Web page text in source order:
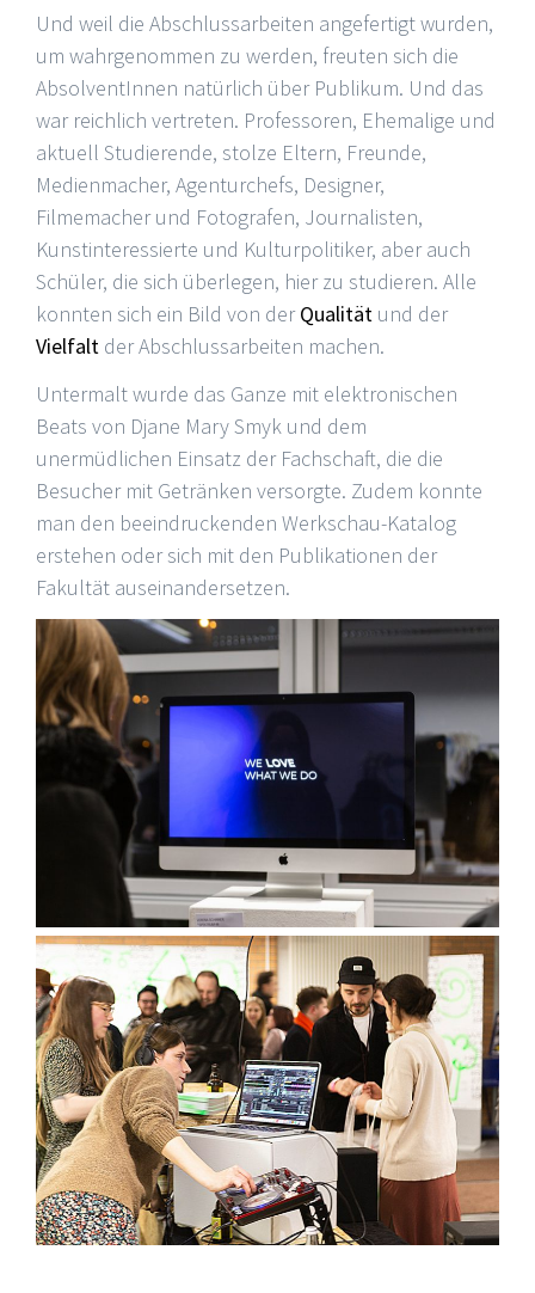
Und weil die Abschlussarbeiten angefertigt wurden,
um wahrgenommen zu werden, freuten sich die
AbsolventInnen natürlich über Publikum. Und das
war reichlich vertreten. Professoren, Ehemalige und
aktuell Studierende, stolze Eltern, Freunde,
Medienmacher, Agenturchefs, Designer,
Filmemacher und Fotografen, Journalisten,
Kunstinteressierte und Kulturpolitiker, aber auch
Schüler, die sich überlegen, hier zu studieren. Alle
konnten sich ein Bild von derQualität und der
Vielfalt der Abschlussarbeiten machen.
Untermalt wurde das Ganze mit elektronischen
Beats von Djane Mary Smyk und dem
unermüdlichen Einsatz der Fachschaft, die die
Besucher mit Getränken versorgte. Zudem konnte
man den beeindruckenden Werkschau-Katalog
erstehen oder sich mit den Publikationen der
Fakultät auseinandersetzen.